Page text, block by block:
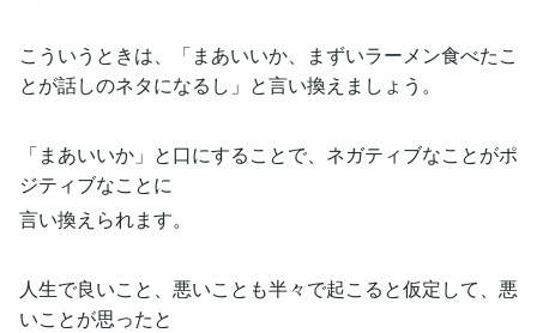
こういうときは、「まあいいか、まずいラーメン食べたこ
とが話しのネタになるし」と言い換えましょう。
「まあいいか」と口にすることで、ネガティブなことがポ
ジティブなことに
言い換えられます。
人生で良いこと、悪いことも半々で起こると仮定して、悪
いことが思ったと